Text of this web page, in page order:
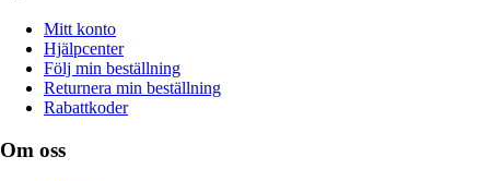
Mitt konto
Hjälpcenter
Följ min beställning
Returnera min beställning
Rabattkoder
Om oss